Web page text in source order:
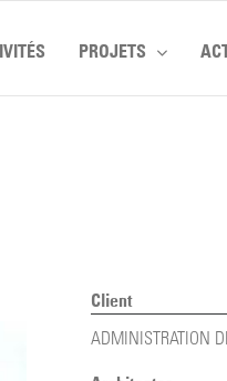
PROJETS
Client
ADMINISTRATION